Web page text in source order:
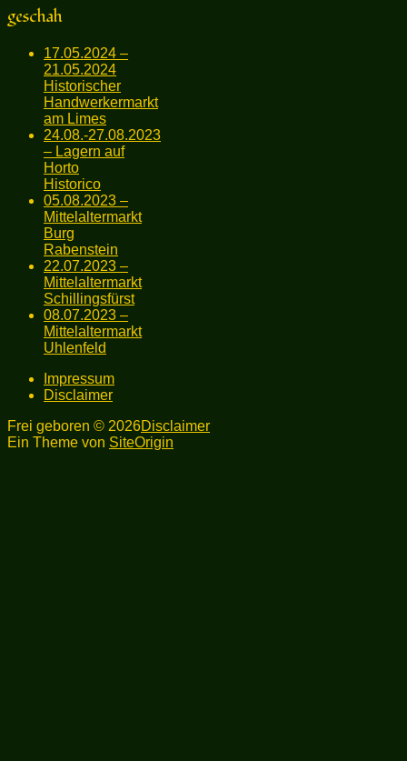
geschah
17.05.2024 –
21.05.2024
Historischer
Handwerkermarkt
am Limes
24.08.-27.08.2023
– Lagern auf
Horto
Historico
05.08.2023 –
Mittelaltermarkt
Burg
Rabenstein
22.07.2023 –
Mittelaltermarkt
Schillingsfürst
08.07.2023 –
Mittelaltermarkt
Uhlenfeld
Impressum
Disclaimer
Frei geboren © 2026Disclaimer
Ein Theme von SiteOrigin